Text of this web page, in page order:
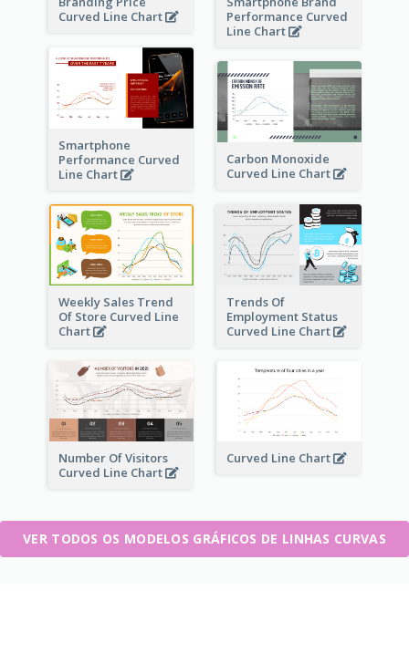
Curved Line Chart
Performance Curved
Line Chart
Smartphone
Performance Curved
Line Chart
Carbon Monoxide
Curved Line Chart
Weekly Sales Trend
Of Store Curved Line
Chart
Trends Of
Employment Status
Curved Line Chart
Number Of Visitors
Curved Line Chart
Curved Line Chart
VER TODOS OS MODELOS GRÁFICOS DE LINHAS CURVAS